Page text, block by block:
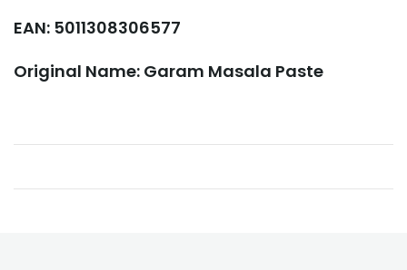
EAN: 5011308306577
Original Name: Garam Masala Paste